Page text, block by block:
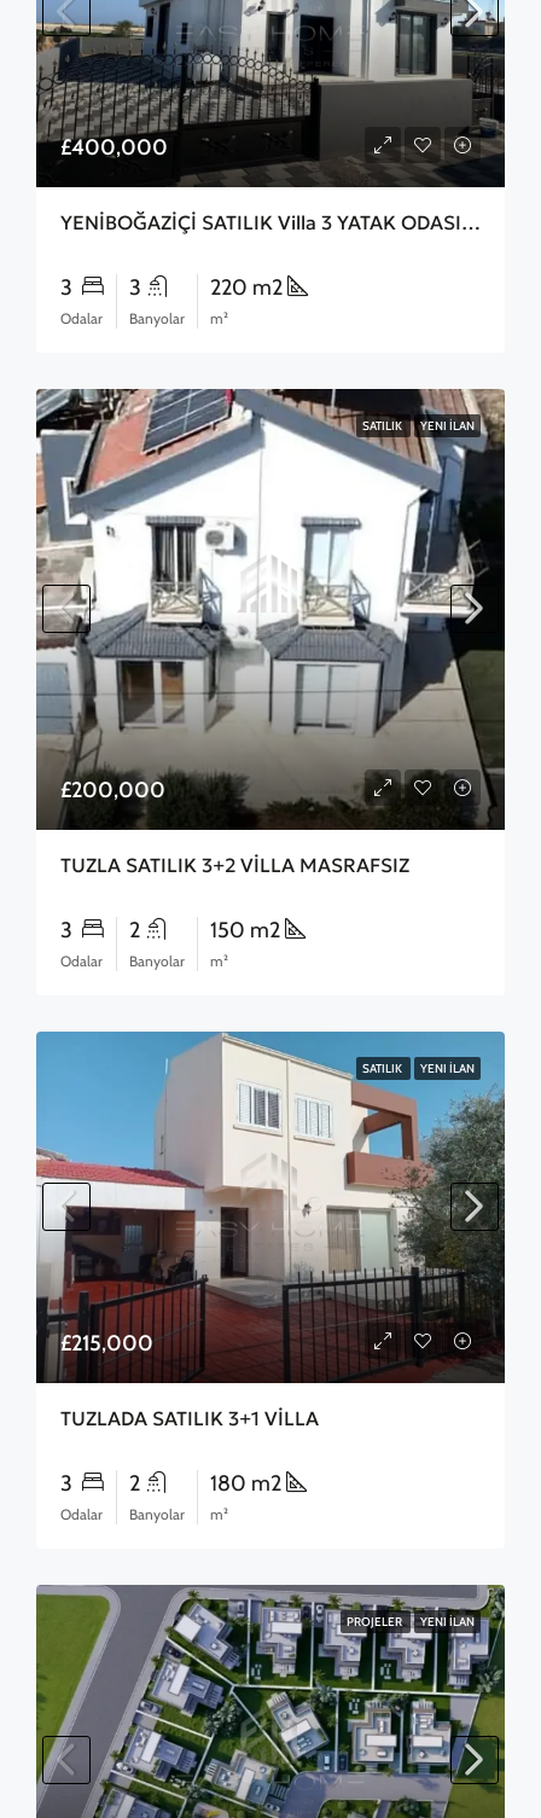
£400,000
YENİBOĞAZİÇİ SATILIK Villa 3 YATAK ODASI 3 BANYO
3
Odalar
3
Banyolar
220 m2
m²
SATILIK YENI İLAN
£200,000
TUZLA SATILIK 3+2 VİLLA MASRAFSIZ
3
Odalar
2
Banyolar
150 m2
m²
SATILIK YENI İLAN
£215,000
TUZLADA SATILIK 3+1 VİLLA
3
Odalar
2
Banyolar
180 m2
m²
PROJELER YENI İLAN